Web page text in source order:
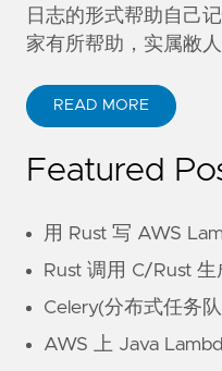
日志的形式帮助自己
家有所帮助，实属敝人
READ MORE
Featured
用 Rust 写 AWS
Rust 调用 C/Rust
Celery(分布式任务
AWS 上 Java